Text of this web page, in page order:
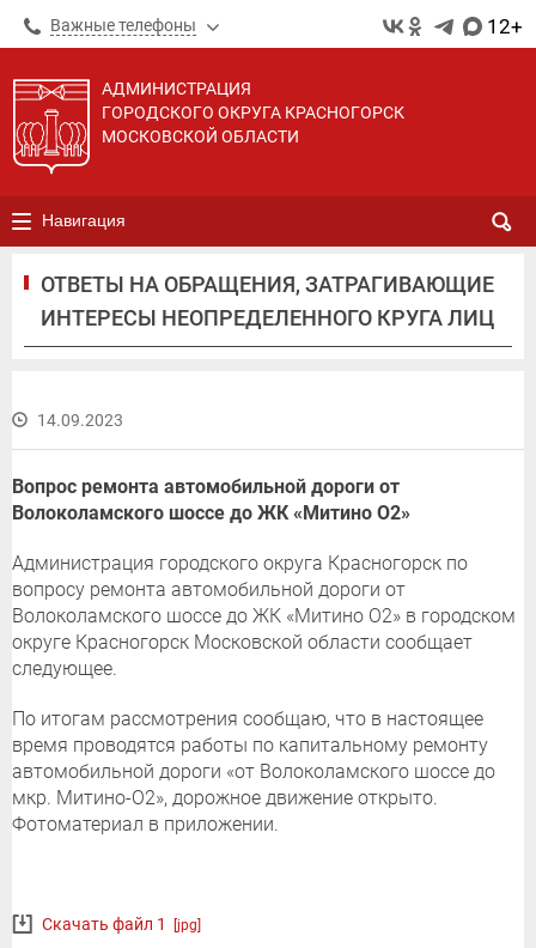
Важные телефоны 12+
АДМИНИСТРАЦИЯ
ГОРОДСКОГО ОКРУГА КРАСНОГОРСК
МОСКОВСКОЙ ОБЛАСТИ
Навигация
ОТВЕТЫ НА ОБРАЩЕНИЯ, ЗАТРАГИВАЮЩИЕ
ИНТЕРЕСЫ НЕОПРЕДЕЛЕННОГО КРУГА ЛИЦ
14.09.2023
Вопрос ремонта автомобильной дороги от
Волоколамского шоссе до ЖК «Митино О2»
Администрация городского округа Красногорск по
вопросу ремонта автомобильной дороги от
Волоколамского шоссе до ЖК «Митино О2» в городском
округе Красногорск Московской области сообщает
следующее.
По итогам рассмотрения сообщаю, что в настоящее
время проводятся работы по капитальному ремонту
автомобильной дороги «от Волоколамского шоссе до
мкр. Митино-О2», дорожное движение открыто.
Фотоматериал в приложении.
Скачать файл 1 [jpg]